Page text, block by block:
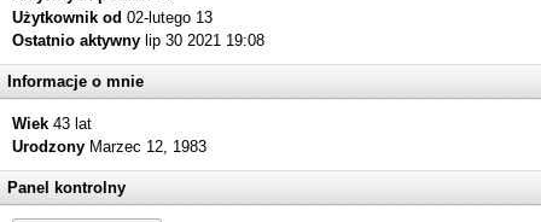
Użytkownik od 02-lutego 13
Ostatnio aktywny lip 30 2021 19:08
Informacje o mnie
Wiek 43 lat
Urodzony Marzec 12, 1983
Panel kontrolny